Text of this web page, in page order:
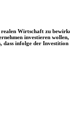
Wirtschaft zu
investieren
infolge der